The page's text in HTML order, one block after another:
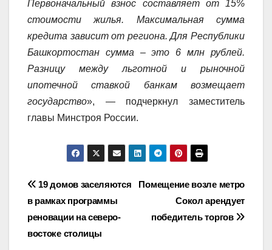
Первоначальный взнос составляет от 15%
стоимости жилья. Максимальная сумма
кредита зависит от региона. Для Республики
Башкортостан сумма – это 6 млн рублей.
Разницу между льготной и рыночной
ипотечной ставкой банкам возмещает
государство», — подчеркнул заместитель
главы Минстроя России.
Навигация
по
записям
Помещение возле метро
Сокол арендует
победитель торгов
19 домов заселяются
в рамках программы
реновации на северо-
востоке столицы